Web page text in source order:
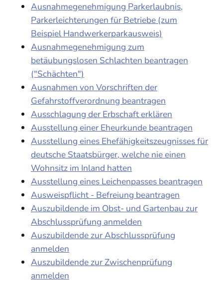
Ausnahmegenehmigung Parkerlaubnis,
Parkerleichterungen für Betriebe (zum
Beispiel Handwerkerparkausweis)
Ausnahmegenehmigung zum
betäubungslosen Schlachten beantragen
("Schächten")
Ausnahmen von Vorschriften der
Gefahrstoffverordnung beantragen
Ausschlagung der Erbschaft erklären
Ausstellung einer Eheurkunde beantragen
Ausstellung eines Ehefähigkeitszeugnisses für
deutsche Staatsbürger, welche nie einen
Wohnsitz im Inland hatten
Ausstellung eines Leichenpasses beantragen
Ausweispflicht - Befreiung beantragen
Auszubildende im Obst- und Gartenbau zur
Abschlussprüfung anmelden
Auszubildende zur Abschlussprüfung
anmelden
Auszubildende zur Zwischenprüfung
anmelden